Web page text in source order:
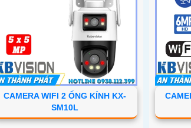
CAMERA WIFI 2 ỐNG KÍNH KX-
SM10L